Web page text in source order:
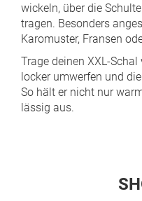
wickeln, über die
tragen. Besonders
Karomuster, Fransen
Trage deinen XXL-
locker umwerfen und
So hält er nicht nur
lässig aus.